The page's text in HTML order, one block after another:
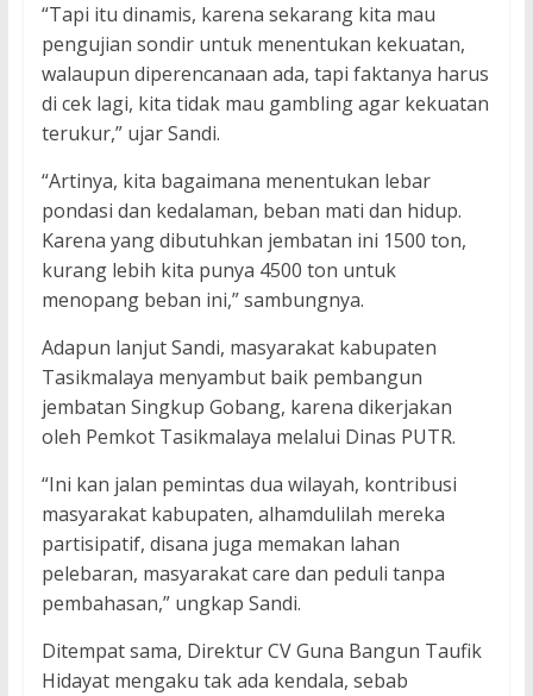
“Tapi itu dinamis, karena sekarang kita mau
pengujian sondir untuk menentukan kekuatan,
walaupun diperencanaan ada, tapi faktanya harus
di cek lagi, kita tidak mau gambling agar kekuatan
terukur,” ujar Sandi.
“Artinya, kita bagaimana menentukan lebar
pondasi dan kedalaman, beban mati dan hidup.
Karena yang dibutuhkan jembatan ini 1500 ton,
kurang lebih kita punya 4500 ton untuk
menopang beban ini,” sambungnya.
Adapun lanjut Sandi, masyarakat kabupaten
Tasikmalaya menyambut baik pembangun
jembatan Singkup Gobang, karena dikerjakan
oleh Pemkot Tasikmalaya melalui Dinas PUTR.
“Ini kan jalan pemintas dua wilayah, kontribusi
masyarakat kabupaten, alhamdulilah mereka
partisipatif, disana juga memakan lahan
pelebaran, masyarakat care dan peduli tanpa
pembahasan,” ungkap Sandi.
Ditempat sama, Direktur CV Guna Bangun Taufik
Hidayat mengaku tak ada kendala, sebab